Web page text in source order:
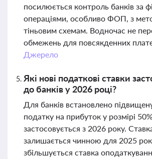
посилюється контроль банків за
операціями, особливо ФОП, з
тіньовим схемам. Водночас не
обмежень для повсякденних
Джерело
Які нові податкові ставки
до банків у 2026 році?
Для банків встановлено
податку на прибуток у розмірі
застосовується з 2026 року.
залишається чинною для 2025
збільшується ставка